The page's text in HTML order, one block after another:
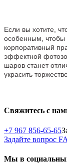
Если вы хотите,
особенным, чтобы
корпоративный
эффектной
шаров станет
украсить
Свяжитесь с
+7 967 856-65-65
Задайте вопрос
Мы в